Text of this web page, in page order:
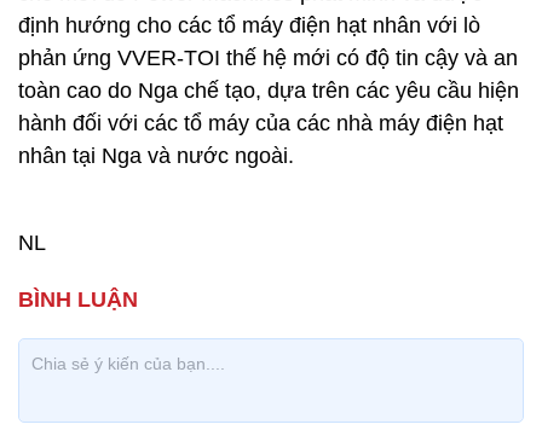
định hướng cho các tổ máy điện hạt nhân với lò
phản ứng VVER-TOI thế hệ mới có độ tin cậy và an
toàn cao do Nga chế tạo, dựa trên các yêu cầu hiện
hành đối với các tổ máy của các nhà máy điện hạt
nhân tại Nga và nước ngoài.
NL